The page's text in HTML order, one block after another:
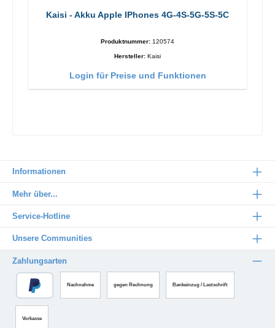
Kaisi - Akku Apple IPhones 4G-4S-5G-5S-5C
Produktnummer: 120574
Hersteller: Kaisi
Login für Preise und Funktionen
Informationen
Mehr über...
Service-Hotline
Unsere Communities
Zahlungsarten
Nachnahme gegen Rechnung Bankeinzug / Lastschrift
Vorkasse